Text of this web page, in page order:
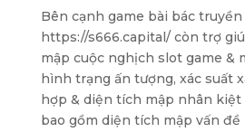
Bên cạnh game bài bác
https://s666.capital/ còn trợ
mập cuộc nghịch slot game &
hình trạng ấn tượng, xác suất
hợp & diện tích mập nhân kiệt
bao gồm diện tích mập vấn